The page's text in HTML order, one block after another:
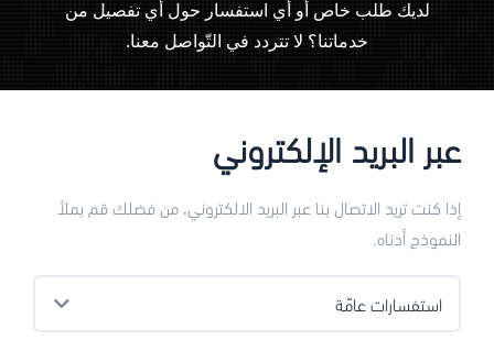
لديك طلب خاص أو أي استفسار حول أي تفصيل من
خدماتنا؟ لا تتردد في التّواصل معنا.
عبر البريد الإلكتروني
إذا كنت تريد الاتصال بنا عبر البريد الالكتروني، من فضلك قم بملأ
النموذج أدناه.